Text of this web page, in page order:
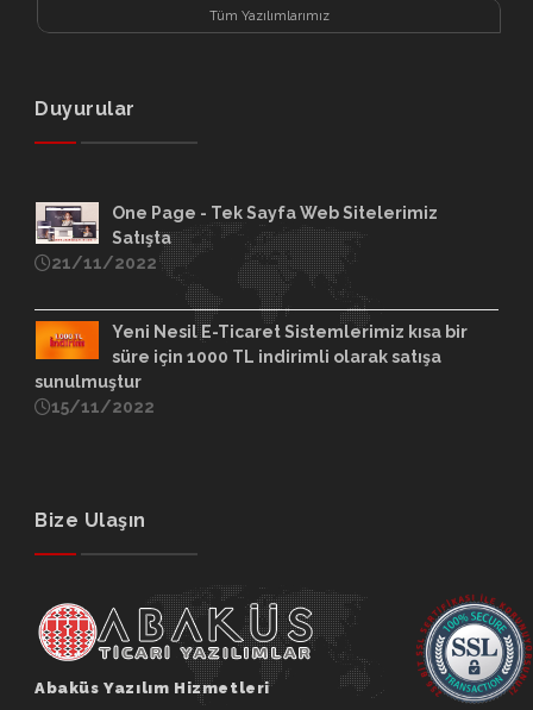
Tüm Yazılımlarımız
Duyurular
One Page - Tek Sayfa Web Sitelerimiz
Satışta
21/11/2022
Yeni Nesil E-Ticaret Sistemlerimiz kısa bir
süre için 1000 TL indirimli olarak satışa
sunulmuştur
15/11/2022
Bize Ulaşın
Abaküs Yazılım Hizmetleri